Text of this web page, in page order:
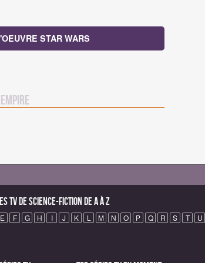
STAR WARS
TV de science-fiction de A à Z
E F G H I J K L M N O P Q R S T U